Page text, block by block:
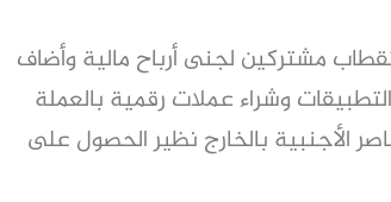
مشتركين لجنى أرباح مالية وأضاف
وشراء عملات رقمية بالعملة
الأجنبية بالخارج نظير الحصول على